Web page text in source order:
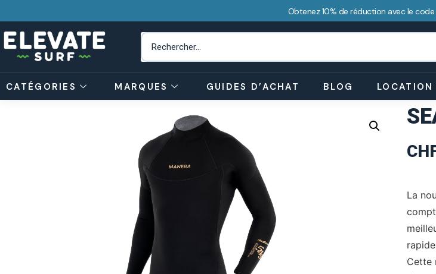
Obtenez 10% de réduction avec le
CATÉGORIES MARQUES GUIDES D’ACHAT BLOG LOCATION
La
Cette